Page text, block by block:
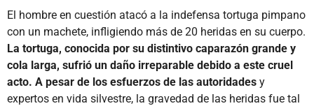
El hombre en cuestión atacó a la indefensa tortuga pimpano
con un machete, infligiendo más de 20 heridas en su cuerpo.
La tortuga, conocida por su distintivo caparazón grande y
cola larga, sufrió un daño irreparable debido a este cruel
acto. A pesar de los esfuerzos de las autoridades y
expertos en vida silvestre, la gravedad de las heridas fue tal